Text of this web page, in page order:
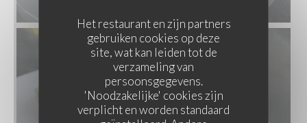
Het restaurant en zijn partners
gebruiken cookies op deze
site, wat kan leiden tot de
verzameling van
persoonsgegevens.
'Noodzakelijke' cookies zijn
verplicht en worden standaard